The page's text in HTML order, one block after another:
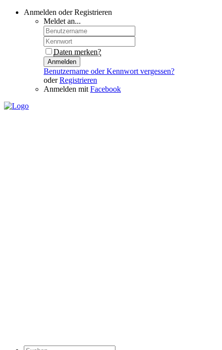
Anmelden oder Registrieren
Meldet an...
Daten merken?
Anmelden
Benutzername oder Kennwort vergessen?
oderRegistrieren
Anmelden mit Facebook